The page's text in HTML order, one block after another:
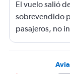
El vuelo salió
sobrevendido
pasajeros, no
haciendo filas
Mucha maleta
terminó la